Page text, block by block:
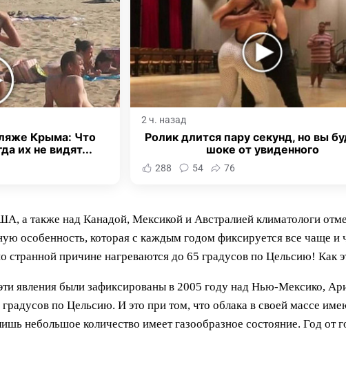
Крыма: Что
их не видят...
2 ч. назад
Ролик длится пару секунд, но вы
шоке от увиденного
288 54 76
а также над Канадой, Мексикой и Австралией климатологи
особенность, которая с каждым годом фиксируется все чаще
странной причине нагреваются до 65 градусов по Цельсию! Как
явления были зафиксированы в 2005 году над Нью-Мексико,
по Цельсию. И это при том, что облака в своей массе
небольшое количество имеет газообразное состояние. Год